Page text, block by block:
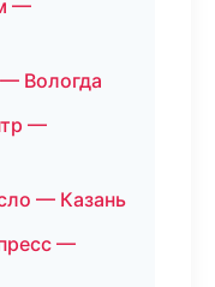
—
Вологда
—
— Казань
—